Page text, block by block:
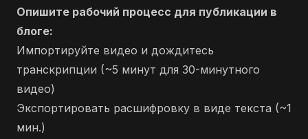
Опишите рабочий процесс для публикации в
блоге:
Импортируйте видео и дождитесь
транскрипции (~5 минут для 30-минутного
видео)
Экспортировать расшифровку в виде текста (~1
мин.)